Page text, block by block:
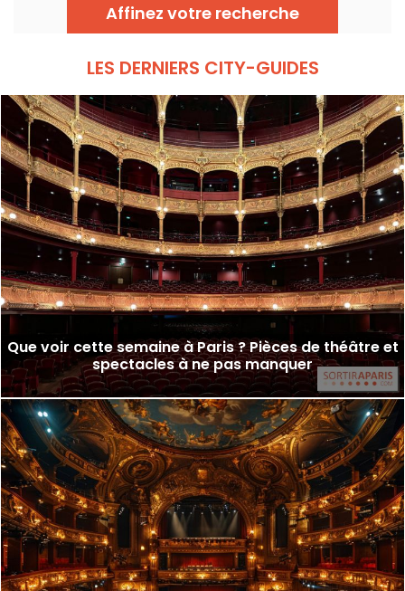
Affinez votre recherche
LES DERNIERS CITY-GUIDES
Que voir cette semaine à Paris ? Pièces de théâtre et
spectacles à ne pas manquer